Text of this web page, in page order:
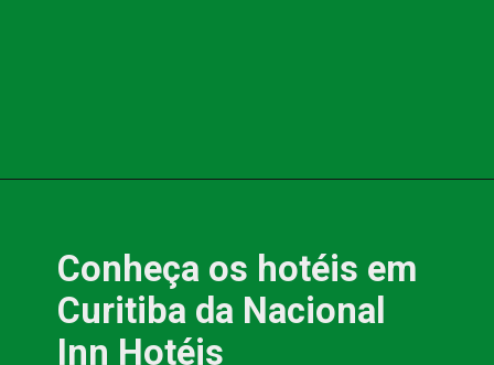
Conheça os hotéis em
Curitiba da Nacional
Inn Hotéis